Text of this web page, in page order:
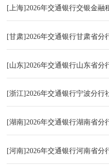
[上海]2026年交通银行交银金融
[甘肃]2026年交通银行甘肃省分
[山东]2026年交通银行山东省分
[浙江]2026年交通银行宁波分行
[湖南]2026年交通银行湖南省分
[河南]2026年交通银行河南省分